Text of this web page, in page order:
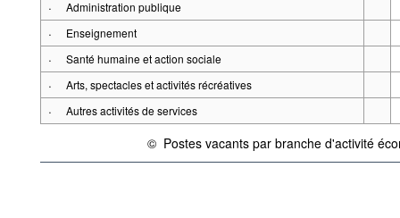
· Administration publique
· Enseignement
· Santé humaine et action sociale
· Arts, spectacles et activités récréatives
· Autres activités de services
©
{link} Conditions d'utilisation
Postes vacants par branche d'activité